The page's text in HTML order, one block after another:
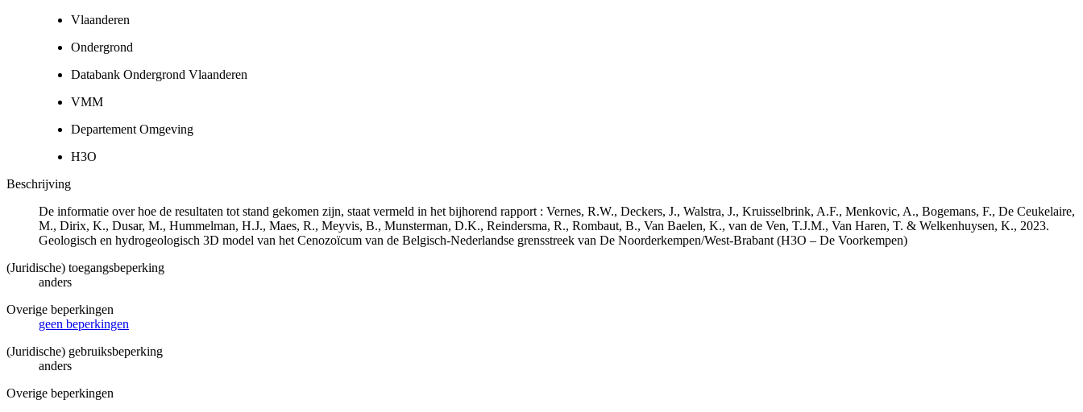
Vlaanderen
Ondergrond
Databank Ondergrond Vlaanderen
VMM
Departement Omgeving
H3O
Beschrijving
De informatie over hoe de resultaten tot stand gekomen zijn, staat vermeld in het bijhorend rapport : Vernes, R.W., Deckers, J., Walstra, J., Kruisselbrink, A.F., Menkovic, A., Bogemans, F., De Ceukelaire,
M., Dirix, K., Dusar, M., Hummelman, H.J., Maes, R., Meyvis, B., Munsterman, D.K., Reindersma, R., Rombaut, B., Van Baelen, K., van de Ven, T.J.M., Van Haren, T. & Welkenhuysen, K., 2023.
Geologisch en hydrogeologisch 3D model van het Cenozoïcum van de Belgisch-Nederlandse grensstreek van De Noorderkempen/West-Brabant (H3O – De Voorkempen)
(Juridische) toegangsbeperking
anders
Overige beperkingen
geen beperkingen
(Juridische) gebruiksbeperking
anders
Overige beperkingen